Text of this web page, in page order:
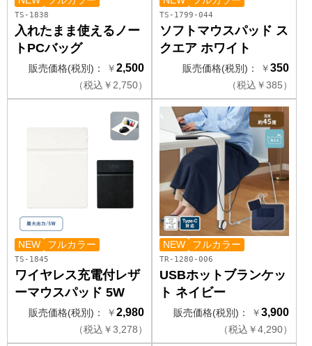
TS-1838
入れたまま使えるノー
トPCバッグ
販売価格(税別)： ￥2,500
（税込 ￥2,750）
TS-1799-044
ソフトマウスパッド ス
クエア ホワイト
販売価格(税別)： ￥350
（税込 ￥385）
NEW フルカラー
TS-1845
ワイヤレス充電付レザ
ーマウスパッド 5W
販売価格(税別)： ￥2,980
（税込 ￥3,278）
NEW フルカラー
TR-1280-006
USBホットブランケッ
ト ネイビー
販売価格(税別)： ￥3,900
（税込 ￥4,290）